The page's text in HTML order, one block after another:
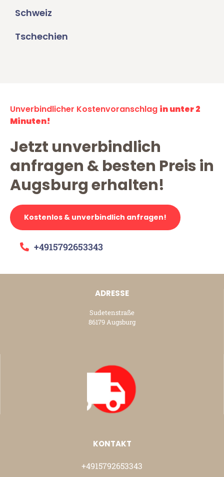
Schweiz
Tschechien
Unverbindlicher Kostenvoranschlag in unter 2
Minuten!
Jetzt unverbindlich
anfragen & besten Preis in
Augsburg erhalten!
Kostenlos & unverbindlich anfragen!
+4915792653343
ADRESSE
Sudetenstraße
86179 Augsburg
KONTAKT
+4915792653343